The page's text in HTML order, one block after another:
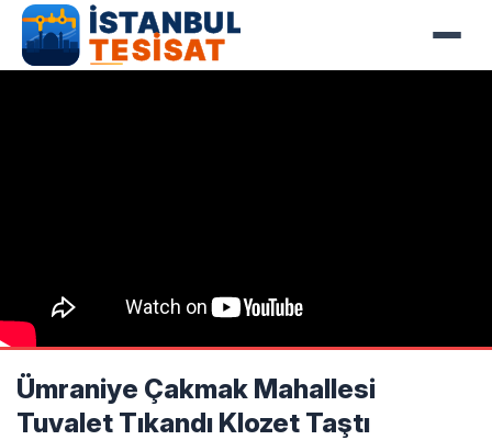
Ümraniye Çakmak Mahallesi
Tuvalet Tıkandı Klozet Taştı